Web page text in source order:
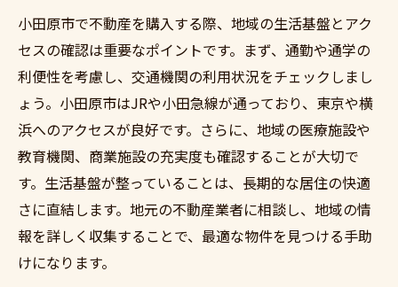
小田原市で不動産を購入する際、地域の生活基盤とアク
セスの確認は重要なポイントです。まず、通勤や通学の
利便性を考慮し、交通機関の利用状況をチェックしまし
ょう。小田原市はJRや小田急線が通っており、東京や横
浜へのアクセスが良好です。さらに、地域の医療施設や
教育機関、商業施設の充実度も確認することが大切で
す。生活基盤が整っていることは、長期的な居住の快適
さに直結します。地元の不動産業者に相談し、地域の情
報を詳しく収集することで、最適な物件を見つける手助
けになります。